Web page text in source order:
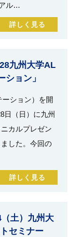
ル…
詳しく見る
九州大学AL
ョン」
ション）を開
日（日）に九州
カルプレゼン
した。今回の
詳しく見る
（土）九州大
セミナー